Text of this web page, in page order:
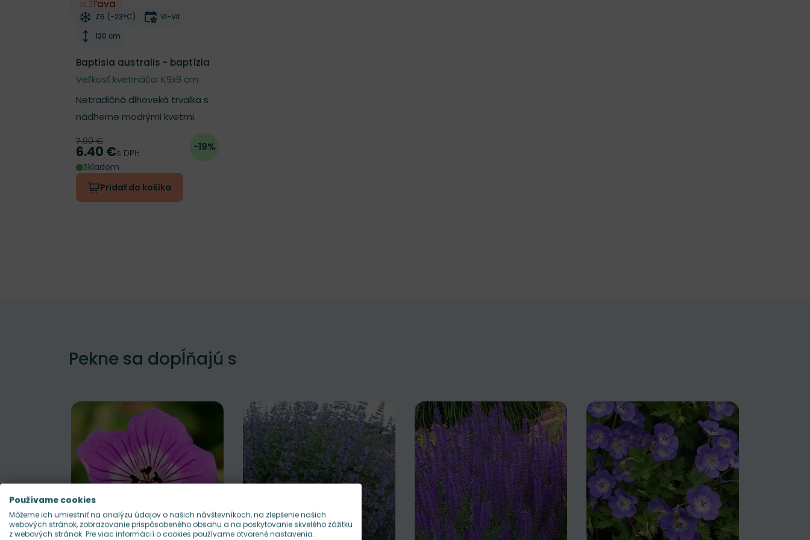
Zľava
Odober do zoznamu želaní
Mrazuvzdornosť
Z6 (-23°C) Doba kvitnutia
VI-VII
Výška rastliny
120 cm
Baptisia australis - baptízia
Veľkosť kvetináča: K9x9 cm
Netradičná dlhoveká trvalka s
nádherne modrými kvetmi.
Pôvodná cena
7.90 €
Cena
6.40 €s DPH -19%
Skladom
Pridať do košíka
Pekne sa dopĺňajú s
Používame cookies
Môžeme ich umiestniť na analýzu údajov o našich návštevníkoch, na zlepšenie našich
webových stránok, zobrazovanie prispôsobeného obsahu a na poskytovanie skvelého zážitku
z webových stránok. Pre viac informácií o cookies používame otvorené nastavenia.